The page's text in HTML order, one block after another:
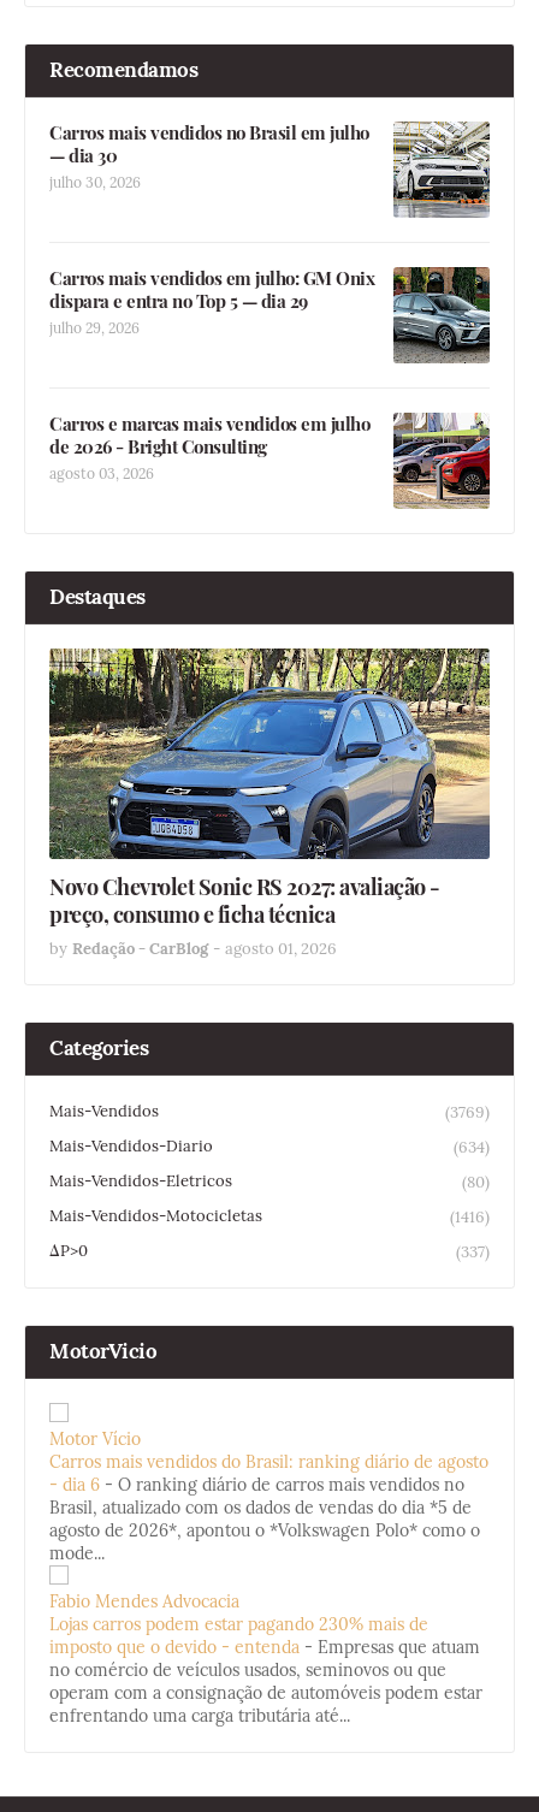
Recomendamos
Carros mais vendidos no Brasil em julho
— dia 30
julho 30, 2026
Carros mais vendidos em julho: GM Onix
dispara e entra no Top 5 — dia 29
julho 29, 2026
Carros e marcas mais vendidos em julho
de 2026 - Bright Consulting
agosto 03, 2026
Destaques
Novo Chevrolet Sonic RS 2027: avaliação -
preço, consumo e ficha técnica
by Redação - CarBlog - agosto 01, 2026
Categories
Mais-Vendidos
(3769)
Mais-Vendidos-Diario
(634)
Mais-Vendidos-Eletricos
(80)
Mais-Vendidos-Motocicletas
(1416)
ΔP>0
(337)
MotorVicio
Motor Vício
Carros mais vendidos do Brasil: ranking diário de agosto
- dia 6 - O ranking diário de carros mais vendidos no
Brasil, atualizado com os dados de vendas do dia *5 de
agosto de 2026*, apontou o *Volkswagen Polo* como o
mode...
Fabio Mendes Advocacia
Lojas carros podem estar pagando 230% mais de
imposto que o devido - entenda - Empresas que atuam
no comércio de veículos usados, seminovos ou que
operam com a consignação de automóveis podem estar
enfrentando uma carga tributária até...